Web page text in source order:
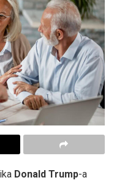
Donald Trump-a